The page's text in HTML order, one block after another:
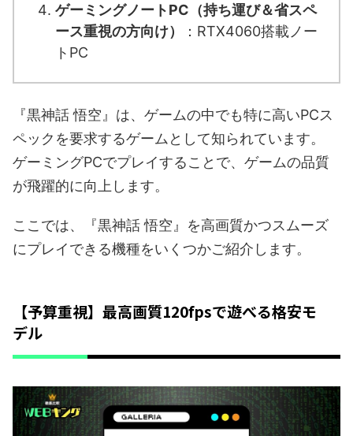
ゲーミングノートPC（持ち運び＆省スペ
ース重視の方向け）
：RTX4060搭載ノー
トPC
『黒神話 悟空』は、ゲームの中でも特に高いPCス
ペックを要求するゲームとして知られています。
ゲーミングPCでプレイすることで、ゲームの品質
が飛躍的に向上します。
ここでは、『黒神話 悟空』を高画質かつスムーズ
にプレイできる機種をいくつかご紹介します。
【予算重視】最高画質120fpsで遊べる格安モ
デル